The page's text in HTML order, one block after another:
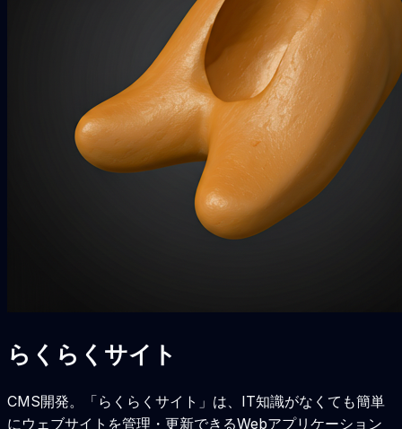
らくらくサイト
CMS開発。「らくらくサイト」は、IT知識がなくても簡単
にウェブサイトを管理・更新できるWebアプリケーション